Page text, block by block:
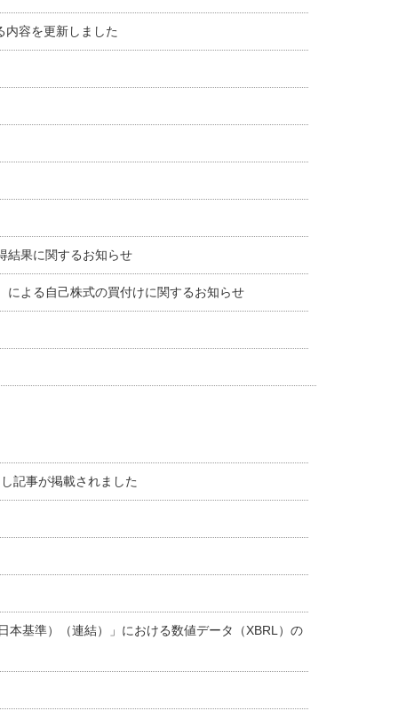
内容を更新しました
結果に関するお知らせ
による自己株式の買付けに関するお知らせ
記事が掲載されました
基準）（連結）」における数値データ（XBRL）の